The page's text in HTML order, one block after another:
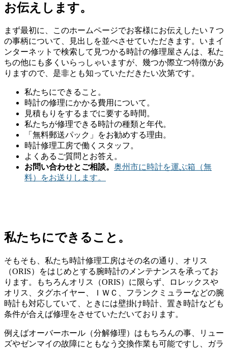
お伝えします。
まず最初に、このホームページでお客様にお伝えしたい７つ
の事柄について、見出しを並べさせていただきます。いまイ
ンターネットで検索して見つかる時計の修理屋さんは、私た
ちの他にも多くいらっしゃいますが、幾つか際立つ特徴があ
りますので、是非とも知っていただきたい次第です。
私たちにできること。
時計の修理にかかる費用について。
見積もりをするまでに要する時間。
私たちが修理できる時計の種類と年代。
「無料郵送パック」をお勧めする理由。
時計修理工房で働くスタッフ。
よくあるご質問とお答え。
お問い合わせとご相談。 奥州市に時計を運ぶ箱（無
料）をお送りします。
私たちにできること。
そもそも、私たち時計修理工房はその名の通り、オリス
（ORIS）をはじめとする腕時計のメンテナンスを承ってお
ります。もちろんオリス（ORIS）に限らず、ロレックスや
オリス、タグホイヤー、ＩＷＣ、フランクミュラーなどの腕
時計も対応していて、ときには壁掛け時計、置き時計なども
条件が合えば修理をさせていただいております。
例えばオーバーホール（分解修理）はもちろんの事、リュー
ズやゼンマイの故障にともなう交換作業も可能ですし、ガラ